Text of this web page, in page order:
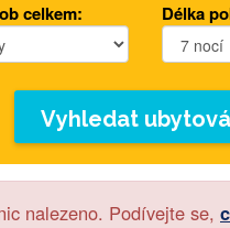
celkem: Délka
Vyhledat
nalezeno. Podívejte se,